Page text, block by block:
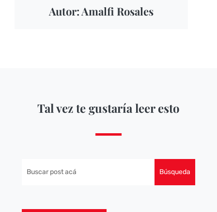
Autor: Amalfi Rosales
Tal vez te gustaría leer esto